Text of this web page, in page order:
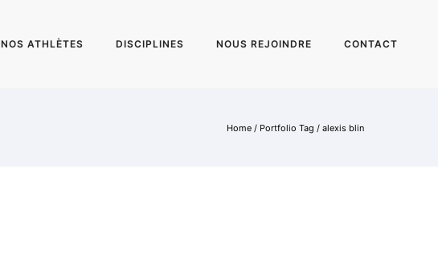
NOS ATHLÈTES DISCIPLINES NOUS REJOINDRE CONTACT
Home / Portfolio Tag / alexis blin